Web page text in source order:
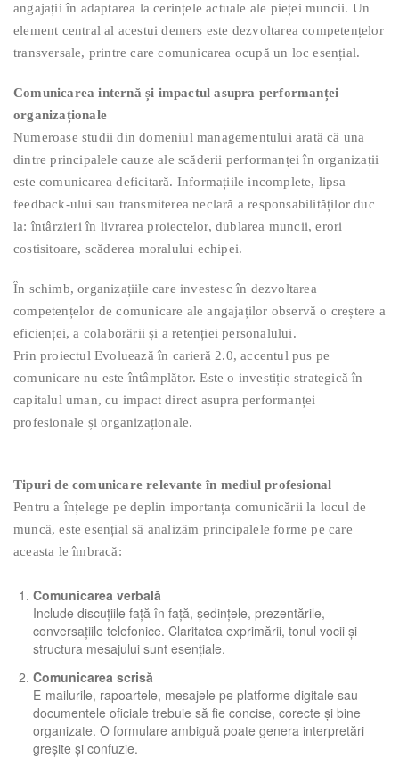
angajații în adaptarea la cerințele actuale ale pieței muncii. Un
element central al acestui demers este dezvoltarea competențelor
transversale, printre care comunicarea ocupă un loc esențial.
Comunicarea internă și impactul asupra performanței
organizaționale
Numeroase studii din domeniul managementului arată că una
dintre principalele cauze ale scăderii performanței în organizații
este comunicarea deficitară. Informațiile incomplete, lipsa
feedback-ului sau transmiterea neclară a responsabilităților duc
la: întârzieri în livrarea proiectelor, dublarea muncii, erori
costisitoare, scăderea moralului echipei.
În schimb, organizațiile care investesc în dezvoltarea
competențelor de comunicare ale angajaților observă o creștere a
eficienței, a colaborării și a retenției personalului.
Prin proiectul Evoluează în carieră 2.0, accentul pus pe
comunicare nu este întâmplător. Este o investiție strategică în
capitalul uman, cu impact direct asupra performanței
profesionale și organizaționale.
Tipuri de comunicare relevante în mediul profesional
Pentru a înțelege pe deplin importanța comunicării la locul de
muncă, este esențial să analizăm principalele forme pe care
aceasta le îmbracă:
Comunicarea verbală
Include discuțiile față în față, ședințele, prezentările,
conversațiile telefonice. Claritatea exprimării, tonul vocii și
structura mesajului sunt esențiale.
Comunicarea scrisă
E-mailurile, rapoartele, mesajele pe platforme digitale sau
documentele oficiale trebuie să fie concise, corecte și bine
organizate. O formulare ambiguă poate genera interpretări
greșite și confuzie.